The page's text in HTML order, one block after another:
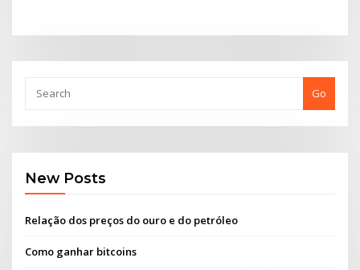
Go
New Posts
Relação dos preços do ouro e do petróleo
Como ganhar bitcoins